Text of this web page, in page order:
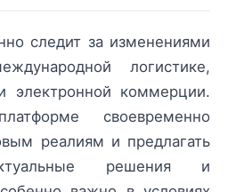
следит за изменениями
логистике,
электронной коммерции.
своевременно
реалиям и предлагать
решения и